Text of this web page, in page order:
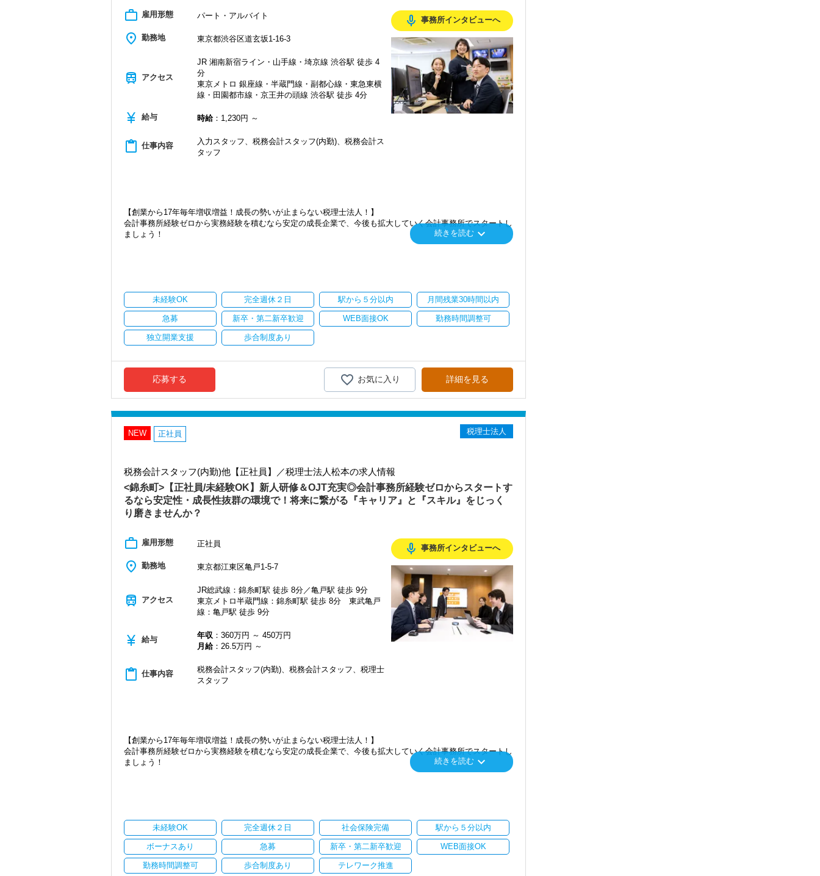
・専門家が在籍しワンストップ支援
＜学びを後押し＞
・書籍購入費／研修費は全額会社負担
・資格取得を目指す社員が多数
＜募集の背景＞
・事業拡大に伴う増員募集
・将来の中核人材を募集
＜先輩スタッフの声＞
Q. 当事務所を選んだ理由は？
A. 幅広い業務を経験できる点に魅力を感じ、入所を決めました。
Q. 職場の雰囲気は？
A. 上司や先輩に相談しやすく、風通しの良い職場だと感じています。
＜求める人材＞
・資産税など専門性を高めたい方
・将来的にマネジメントに関わりたい方
＜まずはカジュアル面談へ＞
・事前に気軽な面談を実施
・ざっくばらんに質問OK
・納得後に選考へ進めます
・入社時期は柔軟に対応
・半年～1年の調整も可能
まずはカジュアル面談からでも歓迎です
「応募する」からお気軽にご連絡ください。
work_outline 雇用形態 パート・アルバイト
place 勤務地 東京都渋谷区道玄坂1-16-3
train アクセス
JR 湘南新宿ライン・山手線・埼京線 渋谷駅 徒歩 4
分
東京メトロ 銀座線・半蔵門線・副都心線・東急東横
線・田園都市線・京王井の頭線 渋谷駅 徒歩 4分
currency_yen 給与 時給：1,230円 ～
content_paste 仕事内容
入力スタッフ、税務会計スタッフ(内勤)、税務会計ス
タッフ
mic_none 事務所インタビューへ
【創業から17年毎年増収増益！成長の勢いが止まらない税理士法人！】
会計事務所経験ゼロから実務経験を積むなら安定の成長企業で、今後も拡大していく会計事務所でスタートし
ましょう！
ています。
安定性抜群の環境で自己成長を実現できます。
社員の持つ「やる・やりたい」という気持ちを大事にしているため、資格を持っていなくても、スピーディー
なキャリアアップが可能です！
充実した実務重視のOJTで、安心して職務経験と知識をゼロから身に付けられます！
税務・会計の経験と知識を磨きながらステップアップを目指しませんか？
【対象業種100種以上！節税・融資・税務調査に強い税理士法人です】
お客様に事務所までご来社いただく来所型サービスで、中小企業の経営を幅広くサポートしています。
専門Webサイトを10サイト以上運営しており、新規顧問契約のお客様が毎年400件以上増加！
各オフィスに国税OB税理士が在籍しているので、税務調査にも精通しています。
税理士という仕事は不況に強い仕事で、融資対応、給付金のサポート、補助金のサポートなどお手伝いできる
業務は数多く存在しています。
そのため、全拠点でスタッフの増員に力を入れており、さらなるサービス品質の向上を目指しています。
また、職場環境の改善に積極的に取り組む企業に対して認証される「社労士診断認証制度」を取得しました。
「職場環境改善宣言企業」と「経営労務診断実施企業」の認定を受け、今後も社員が働きやすい環境づくりを
長く安心して働ける環境を用意してお待ちしておりますので、当社で将来の不安なく働いてみませんか？
【渋谷の事務所はこんなオフィスです】
2021年6月にオープンしたオフィス。
新宿オフィスの精鋭スタッフが立ち上げメンバーとして運営をスタートしました。
都心部ということもあり、IT系など最先端の技術を取り扱うお客様が多いのが特徴です。
20代が中心となっており、専門学校が近くにあることから資格取得に励むスタッフが多く活躍しています。
若いメンバーが多く明るい雰囲気で、全員がやる気に満ちあふれています。
自主性がある方には活躍できる舞台はいくらでもご用意するので、この業界で何か成し遂げたい目標がある方
【ご紹介が多い安定企業でお客様から一番に信頼される税務のプロを目指せます】
私達は「税務のプロフェッショナルとしてお客様に寄り添う」ことが一つの使命です。
今後もお客様に満足していただけるようにスキルの向上を目指し、税務のプロとして高い信頼を獲得していき
ます。
お客様から信頼され、心の通ったサービスを提供する真の「税務プロフェッショナル」としての道を私たちと
実践型インターンは成⻑性を重視していて、やりがいを持てることとステップアップできることを第一に考え
ています。
将来会計事務所で活躍したい熱い想いのある方、お待ちしています！
【実務型研修・教育制度充実！学生の間に、これからの会計業界で生き残るために必要な専門性を磨けます】
続きを読む keyboard_arrow_down
未経験OK 完全週休２日 駅から５分以内 月間残業30時間以内
急募 新卒・第二新卒歓迎 WEB面接OK 勤務時間調整可
独立開業支援 歩合制度あり
応募する 詳細を見る
お気に入り
NEW 正社員 税理士法人
税務会計スタッフ(内勤)他【正社員】／税理士法人松本の求人情報
<錦糸町>【正社員/未経験OK】新人研修＆OJT充実◎会計事務所経験ゼロからスタートす
るなら安定性・成長性抜群の環境で！将来に繋がる『キャリア』と『スキル』をじっく
り磨きませんか？
work_outline 雇用形態 正社員
place 勤務地 東京都江東区亀戸1-5-7
train アクセス
JR総武線：錦糸町駅 徒歩 8分／亀戸駅 徒歩 9分
東京メトロ半蔵門線：錦糸町駅 徒歩 8分 東武亀戸
線：亀戸駅 徒歩 9分
currency_yen 給与 年収 ：360万円 ～ 450万円
月給：26.5万円 ～
content_paste 仕事内容
税務会計スタッフ(内勤)、税務会計スタッフ、税理士
スタッフ
mic_none 事務所インタビューへ
【創業から17年毎年増収増益！成長の勢いが止まらない税理士法人！】
会計事務所経験ゼロから実務経験を積むなら安定の成長企業で、今後も拡大していく会計事務所でスタートし
ましょう！
ています。
安定性抜群の環境で自己成長を実現できます。
社員の持つ「やる・やりたい」という気持ちを大事にしているため、資格を持っていなくても、スピーディー
なキャリアアップが可能です！
続きを読む keyboard_arrow_down
未経験OK 完全週休２日 社会保険完備 駅から５分以内
ボーナスあり 急募 新卒・第二新卒歓迎 WEB面接OK
勤務時間調整可 歩合制度あり テレワーク推進